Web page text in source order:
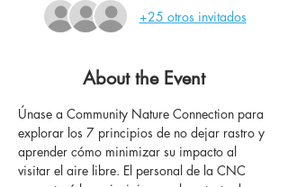
+25 otros invitados
About the Event
Únase a Community Nature Connection para
explorar los 7 principios de no dejar rastro y
aprender cómo minimizar su impacto al
visitar el aire libre. El personal de la CNC